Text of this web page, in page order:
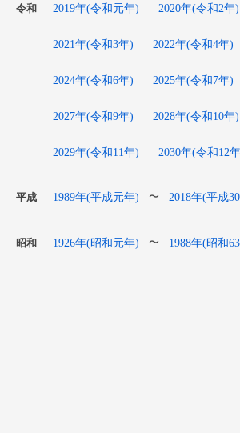
令和 2019年(令和元年) 2020年(令和2年)
2021年(令和3年) 2022年(令和4年)
2024年(令和6年) 2025年(令和7年)
2027年(令和9年) 2028年(令和10年)
2029年(令和11年) 2030年(令和12
平成 1989年(平成元年) 〜 2018年(平成
昭和 1926年(昭和元年) 〜 1988年(昭和